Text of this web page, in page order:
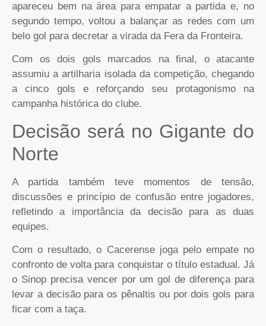
apareceu bem na área para empatar a partida e, no
segundo tempo, voltou a balançar as redes com um
belo gol para decretar a virada da Fera da Fronteira.
Com os dois gols marcados na final, o atacante
assumiu a artilharia isolada da competição, chegando
a cinco gols e reforçando seu protagonismo na
campanha histórica do clube.
Decisão será no Gigante do
Norte
A partida também teve momentos de tensão,
discussões e princípio de confusão entre jogadores,
refletindo a importância da decisão para as duas
equipes.
Com o resultado, o Cacerense joga pelo empate no
confronto de volta para conquistar o título estadual. Já
o Sinop precisa vencer por um gol de diferença para
levar a decisão para os pênaltis ou por dois gols para
ficar com a taça.